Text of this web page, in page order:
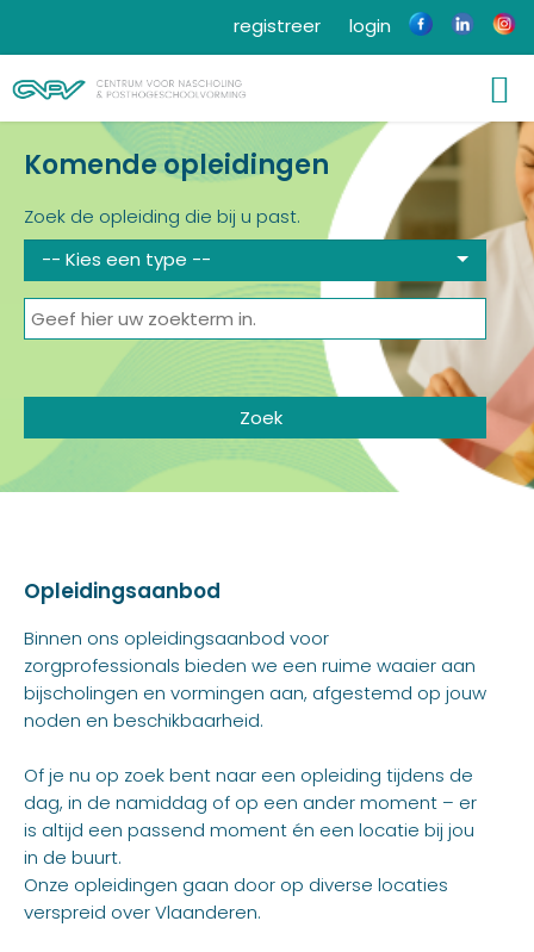
login
registreer
Komende opleidingen
Zoek de opleiding die bij u past.
-- Kies een type --
Opleidingsaanbod
Binnen ons opleidingsaanbod voor
zorgprofessionals bieden we een ruime waaier aan
bijscholingen en vormingen aan, afgestemd op jouw
noden en beschikbaarheid.
Of je nu op zoek bent naar een opleiding tijdens de
dag, in de namiddag of op een ander moment – er
is altijd een passend moment én een locatie bij jou
in de buurt.
Onze opleidingen gaan door op diverse locaties
verspreid over Vlaanderen.